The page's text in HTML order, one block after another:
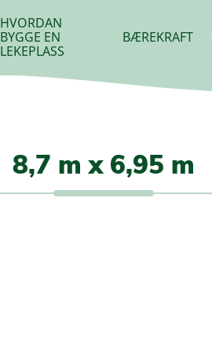
HVORDAN
BYGGE EN
LEKEPLASS
BÆREKRAFT
8,7 m x 6,95 m